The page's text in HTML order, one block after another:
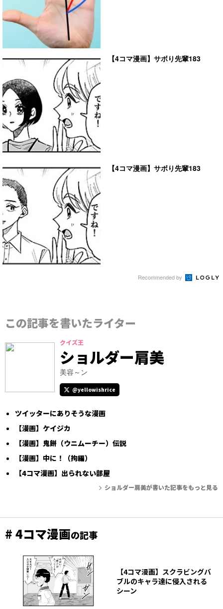
【4コマ漫画】サボり先輩183
【4コマ漫画】サボり先輩183
Recommended by
この記事を書いたライター
クイズ王
ショルダー肩美
美容～ン
@yellowishrice
ツイッターにありそうな漫画
【漫画】ケイジカ
【漫画】鬼餅（ウニムーチー）伝説
【漫画】中に！（拘編）
【4コマ漫画】出られない部屋
ショルダー肩美が書いた記事をもっと見る
# 4コマ漫画の記事
【4コマ漫画】スクラビングバ
ブルのキャラ達に侵入される
シーン